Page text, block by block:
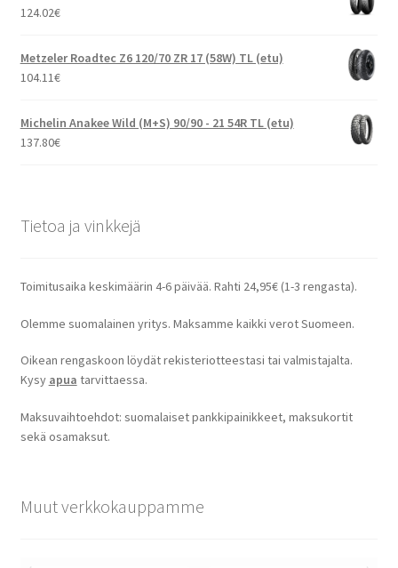
124.02€
Metzeler Roadtec Z6 120/70 ZR 17 (58W) TL (etu)
104.11€
Michelin Anakee Wild (M+S) 90/90 - 21 54R TL (etu)
137.80€
Tietoa ja vinkkejä
Toimitusaika keskimäärin 4-6 päivää. Rahti 24,95€ (1-3 rengasta).
Olemme suomalainen yritys. Maksamme kaikki verot Suomeen.
Oikean rengaskoon löydät rekisteriotteestasi tai valmistajalta.
Kysy apua tarvittaessa.
Maksuvaihtoehdot: suomalaiset pankkipainikkeet, maksukortit
sekä osamaksut.
Muut verkkokauppamme